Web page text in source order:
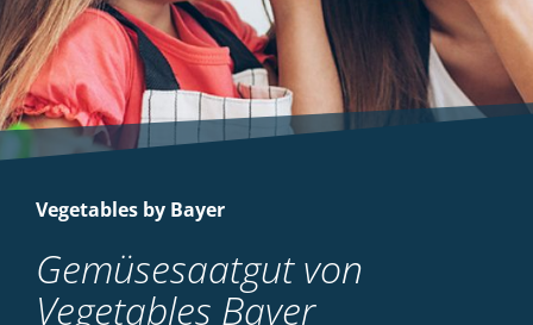
Vegetables by Bayer
Gemüsesaatgut von
Vegetables Bayer